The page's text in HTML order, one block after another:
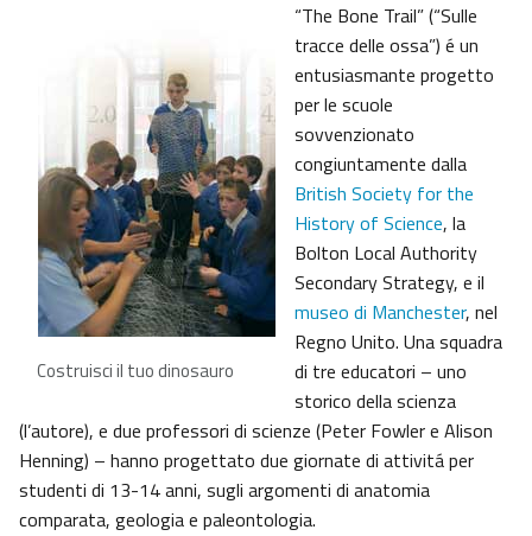
Costruisci il tuo dinosauro
“The Bone Trail” (“Sulle
tracce delle ossa”) é un
entusiasmante progetto
per le scuole
sovvenzionato
congiuntamente dalla
British Society for the
History of Science, la
Bolton Local Authority
Secondary Strategy, e il
museo di Manchester, nel
Regno Unito. Una squadra
di tre educatori – uno
storico della scienza
(l’autore), e due professori di scienze (Peter Fowler e Alison
Henning) – hanno progettato due giornate di attivitá per
studenti di 13-14 anni, sugli argomenti di anatomia
comparata, geologia e paleontologia.